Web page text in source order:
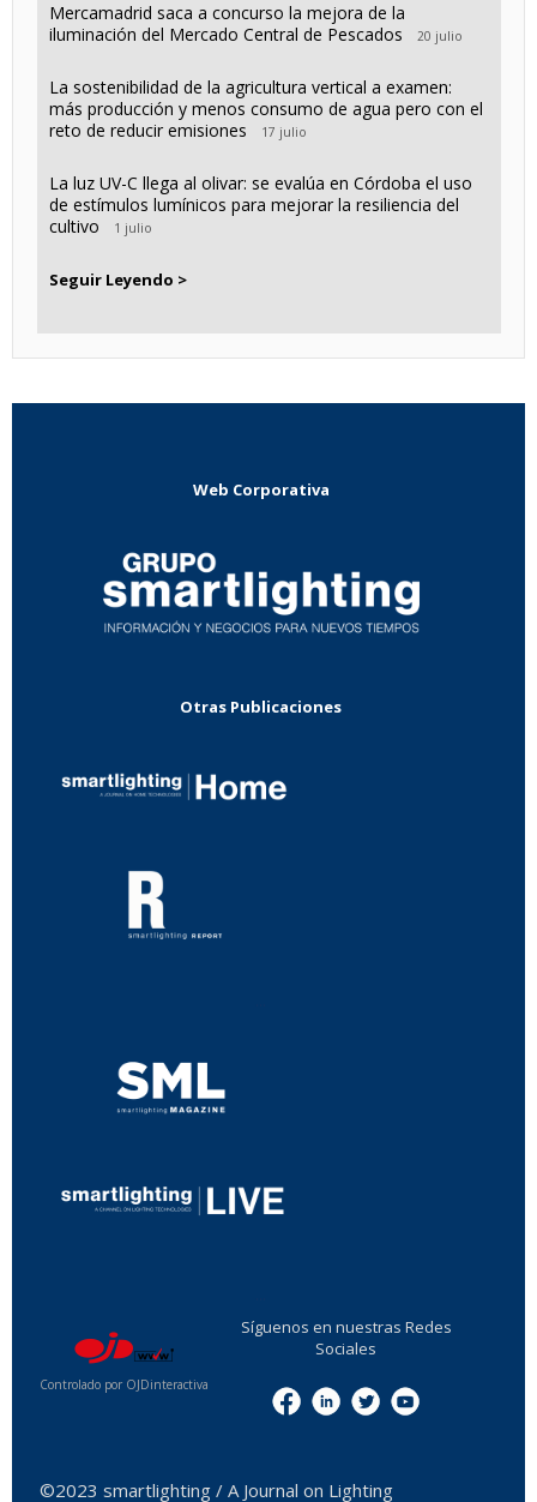
Mercamadrid saca a concurso la mejora de la
iluminación del Mercado Central de Pescados
20 julio
La sostenibilidad de la agricultura vertical a examen:
más producción y menos consumo de agua pero con el
reto de reducir emisiones
17 julio
La luz UV-C llega al olivar: se evalúa en Córdoba el uso
de estímulos lumínicos para mejorar la resiliencia del
cultivo
1 julio
Seguir Leyendo >
Web Corporativa
Otras Publicaciones
Controlado por OJDinteractiva
Síguenos en nuestras Redes
Sociales
©2023 smartlighting / A Journal on Lighting